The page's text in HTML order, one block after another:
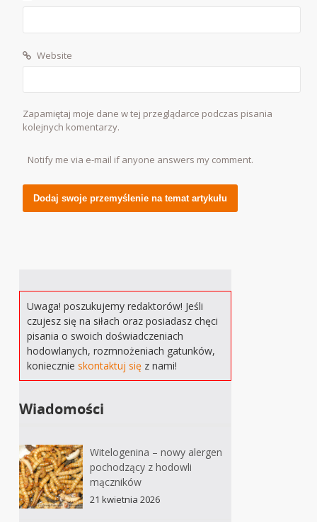
Website
Zapamiętaj moje dane w tej przeglądarce podczas pisania
kolejnych komentarzy.
Notify me via e-mail if anyone answers my comment.
Uwaga! poszukujemy redaktorów! Jeśli
czujesz się na siłach oraz posiadasz chęci
pisania o swoich doświadczeniach
hodowlanych, rozmnożeniach gatunków,
koniecznieskontaktuj się z nami!
Wiadomości
Witelogenina – nowy alergen
pochodzący z hodowli
mączników
21 kwietnia 2026